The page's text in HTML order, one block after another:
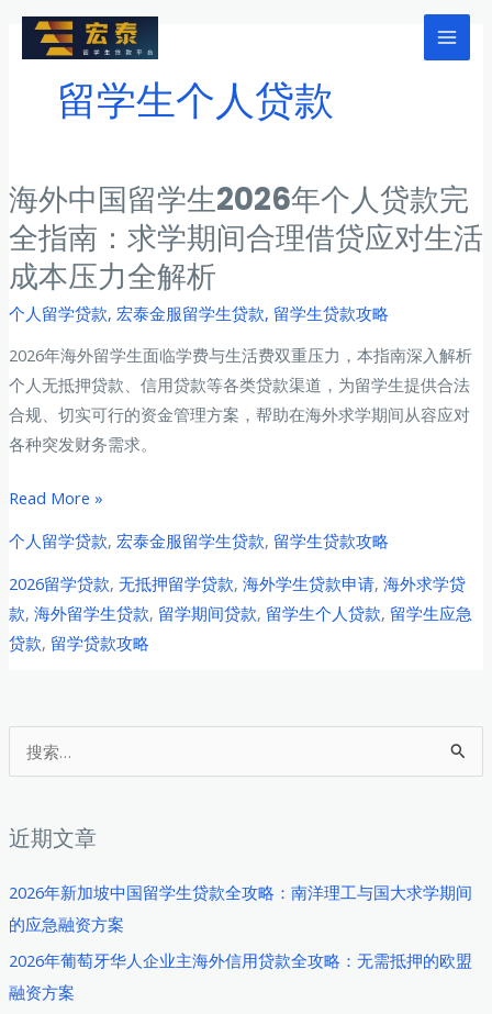
Main
索
近期文章
2026年新加坡中国留学生贷款全攻略：南洋理工与国大求学期间
的应急融资方案
2026年葡萄牙华人企业主海外信用贷款全攻略：无需抵押的欧盟
融资方案
留学生个人贷款
海外中国留学生2026年个人贷款完
全指南：求学期间合理借贷应对生活
成本压力全解析
个人留学贷款, 宏泰金服留学生贷款, 留学生贷款攻略
2026年海外留学生面临学费与生活费双重压力，本指南深入解析
个人无抵押贷款、信用贷款等各类贷款渠道，为留学生提供合法
合规、切实可行的资金管理方案，帮助在海外求学期间从容应对
各种突发财务需求。
海
中
国
留
学
年
贷
款
完
全
南：
求
Read More »
个人留学贷款, 宏泰金服留学生贷款, 留学生贷款攻略
2026留学贷款, 无抵押留学贷款, 海外学生贷款申请, 海外求学贷
款, 海外留学生贷款, 留学期间贷款, 留学生个人贷款, 留学生应急
贷款, 留学贷款攻略